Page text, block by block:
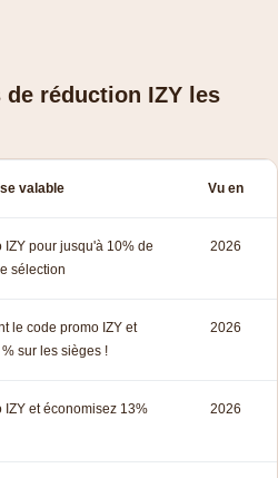
réduction IZY les
valable Vu en
pour jusqu'à 10% de
sélection
2026
le code promo IZY et
sur les sièges !
2026
et économisez 13%
2026